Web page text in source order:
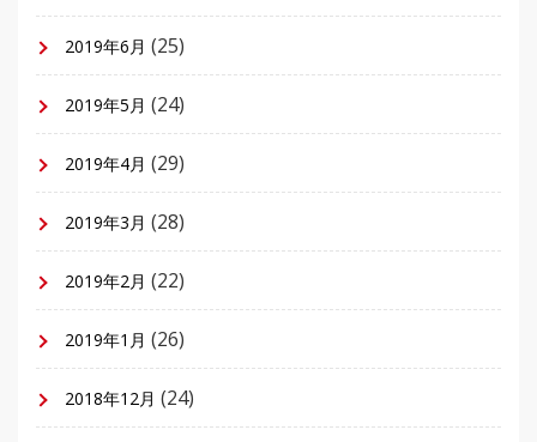
2019年6月 (25)
2019年5月 (24)
2019年4月 (29)
2019年3月 (28)
2019年2月 (22)
2019年1月 (26)
2018年12月 (24)